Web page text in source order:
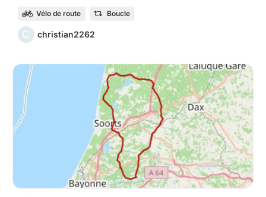
Vélo de route Boucle
C christian2262